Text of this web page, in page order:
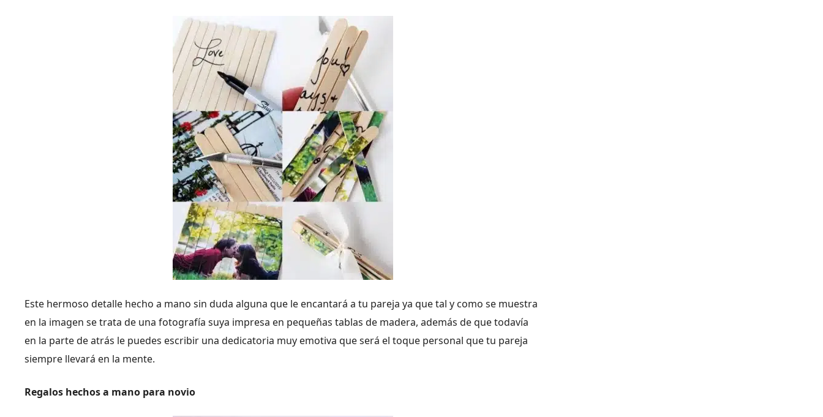
Este hermoso detalle hecho a mano sin duda alguna que le encantará a tu pareja ya que tal y como se muestra
en la imagen se trata de una fotografía suya impresa en pequeñas tablas de madera, además de que todavía
en la parte de atrás le puedes escribir una dedicatoria muy emotiva que será el toque personal que tu pareja
siempre llevará en la mente.
Regalos hechos a mano para novio